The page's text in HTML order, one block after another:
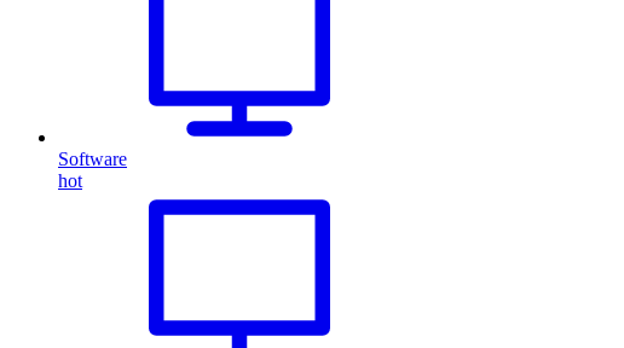
Software
hot